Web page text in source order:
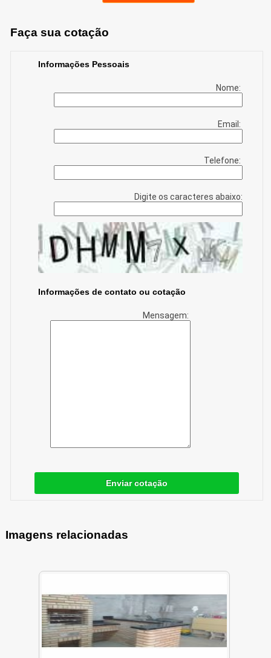
Faça sua cotação
Informações Pessoais
Nome:
Email:
Telefone:
Digite os caracteres abaixo:
Informações de contato ou cotação
Mensagem:
Enviar cotação
Imagens relacionadas